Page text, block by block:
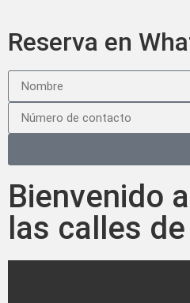
Reserva en
Bienvenido
las calles